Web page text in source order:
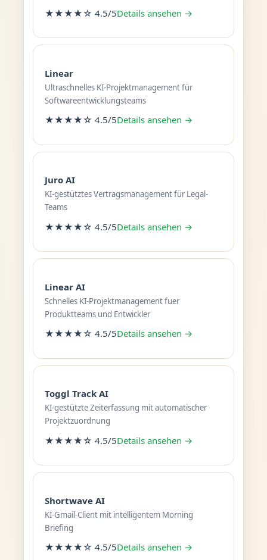
★★★★☆ 4.5/5Details ansehen →
Linear
Ultraschnelles KI-Projektmanagement für
Softwareentwicklungsteams
★★★★☆ 4.5/5Details ansehen →
Juro AI
KI-gestütztes Vertragsmanagement für Legal-
Teams
★★★★☆ 4.5/5Details ansehen →
Linear AI
Schnelles KI-Projektmanagement fuer
Produktteams und Entwickler
★★★★☆ 4.5/5Details ansehen →
Toggl Track AI
KI-gestützte Zeiterfassung mit automatischer
Projektzuordnung
★★★★☆ 4.5/5Details ansehen →
Shortwave AI
KI-Gmail-Client mit intelligentem Morning
Briefing
★★★★☆ 4.5/5Details ansehen →